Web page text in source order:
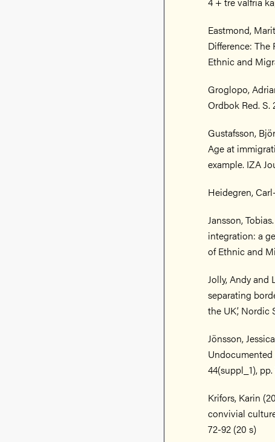
Eastmond,
Difference: The
Ethnic and
Groglopo,
Ordbok Red. S.
Gustafsson,
Age at
example. IZA
Heidegren,
Jansson,
integration: a
of Ethnic and
Jolly, Andy and
separating
the UK’, Nordic
Jönsson,
44(suppl_1),
Krifors, Karin
convivial
72-92 (20 s)